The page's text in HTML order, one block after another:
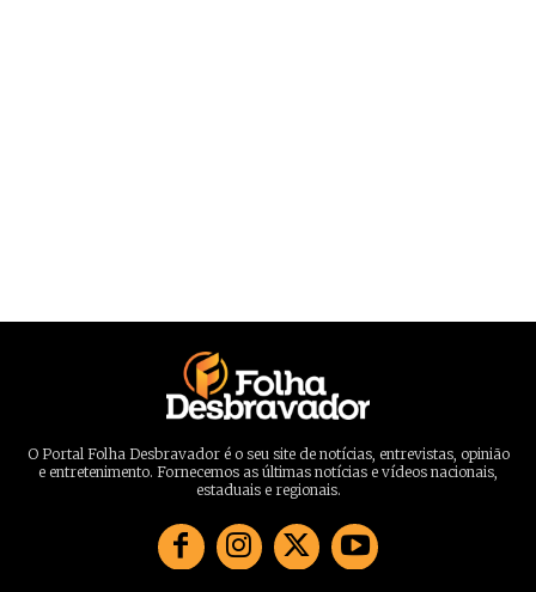
O Portal Folha Desbravador é o seu site de notícias, entrevistas, opinião
e entretenimento. Fornecemos as últimas notícias e vídeos nacionais,
estaduais e regionais.